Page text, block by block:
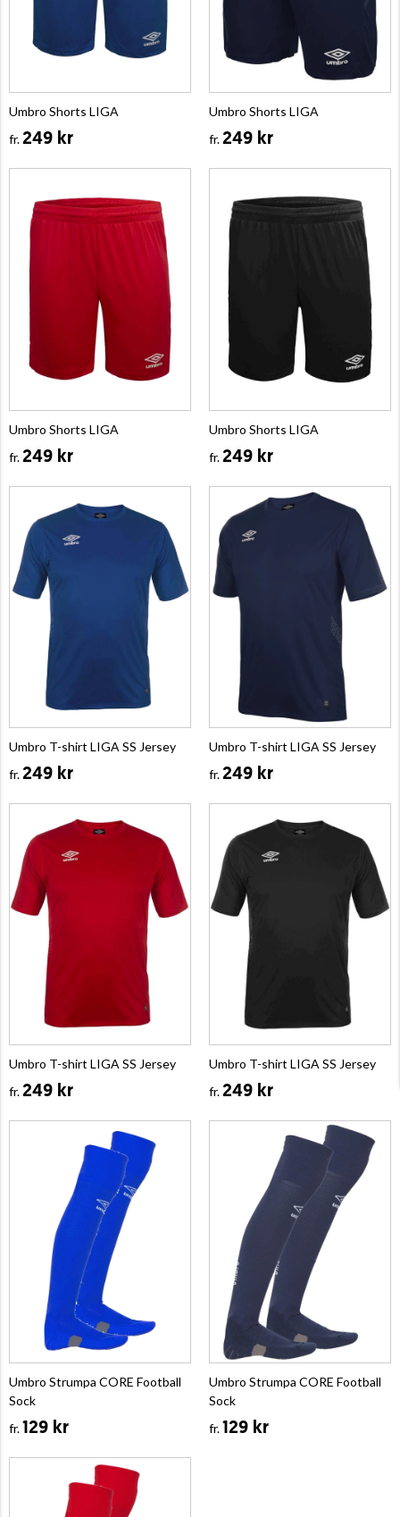
Umbro Shorts LIGA
fr.249 kr
Umbro Shorts LIGA
fr.249 kr
Umbro Shorts LIGA
fr.249 kr
Umbro Shorts LIGA
fr.249 kr
Umbro T-shirt LIGA SS Jersey
fr.249 kr
Umbro T-shirt LIGA SS Jersey
fr.249 kr
Umbro T-shirt LIGA SS Jersey
fr.249 kr
Umbro T-shirt LIGA SS Jersey
fr.249 kr
Umbro Strumpa CORE Football
Sock
fr.129 kr
Umbro Strumpa CORE Football
Sock
fr.129 kr